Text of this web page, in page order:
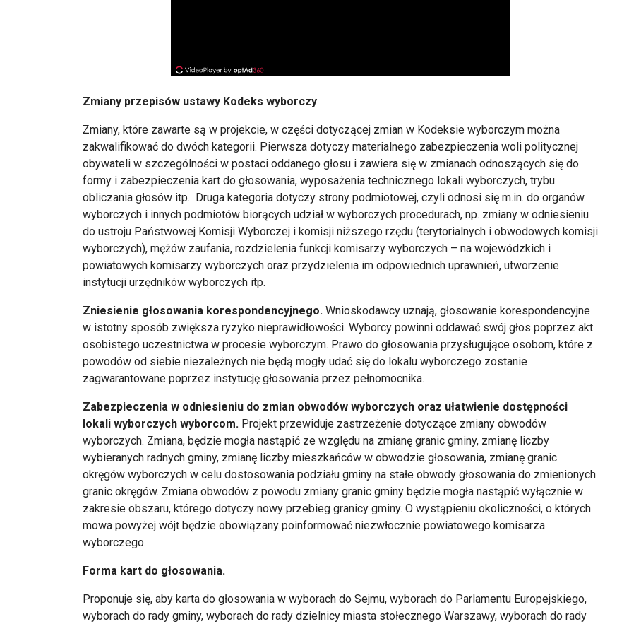
Zmiany przepisów ustawy Kodeks wyborczy
Zmiany, które zawarte są w projekcie, w części dotyczącej zmian w Kodeksie wyborczym można
zakwalifikować do dwóch kategorii. Pierwsza dotyczy materialnego zabezpieczenia woli politycznej
obywateli w szczególności w postaci oddanego głosu i zawiera się w zmianach odnoszących się do
formy i zabezpieczenia kart do głosowania, wyposażenia technicznego lokali wyborczych, trybu
obliczania głosów itp. Druga kategoria dotyczy strony podmiotowej, czyli odnosi się m.in. do organów
wyborczych i innych podmiotów biorących udział w wyborczych procedurach, np. zmiany w odniesieniu
do ustroju Państwowej Komisji Wyborczej i komisji niższego rzędu (terytorialnych i obwodowych komisji
wyborczych), mężów zaufania, rozdzielenia funkcji komisarzy wyborczych – na wojewódzkich i
powiatowych komisarzy wyborczych oraz przydzielenia im odpowiednich uprawnień, utworzenie
instytucji urzędników wyborczych itp.
Zniesienie głosowania korespondencyjnego. Wnioskodawcy uznają, głosowanie korespondencyjne
w istotny sposób zwiększa ryzyko nieprawidłowości. Wyborcy powinni oddawać swój głos poprzez akt
osobistego uczestnictwa w procesie wyborczym. Prawo do głosowania przysługujące osobom, które z
powodów od siebie niezależnych nie będą mogły udać się do lokalu wyborczego zostanie
zagwarantowane poprzez instytucję głosowania przez pełnomocnika.
Zabezpieczenia w odniesieniu do zmian obwodów wyborczych oraz ułatwienie dostępności
lokali wyborczych wyborcom. Projekt przewiduje zastrzeżenie dotyczące zmiany obwodów
wyborczych. Zmiana, będzie mogła nastąpić ze względu na zmianę granic gminy, zmianę liczby
wybieranych radnych gminy, zmianę liczby mieszkańców w obwodzie głosowania, zmianę granic
okręgów wyborczych w celu dostosowania podziału gminy na stałe obwody głosowania do zmienionych
granic okręgów. Zmiana obwodów z powodu zmiany granic gminy będzie mogła nastąpić wyłącznie w
zakresie obszaru, którego dotyczy nowy przebieg granicy gminy. O wystąpieniu okoliczności, o których
mowa powyżej wójt będzie obowiązany poinformować niezwłocznie powiatowego komisarza
wyborczego.
Forma kart do głosowania.
Proponuje się, aby karta do głosowania w wyborach do Sejmu, wyborach do Parlamentu Europejskiego,
wyborach do rady gminy, wyborach do rady dzielnicy miasta stołecznego Warszawy, wyborach do rady